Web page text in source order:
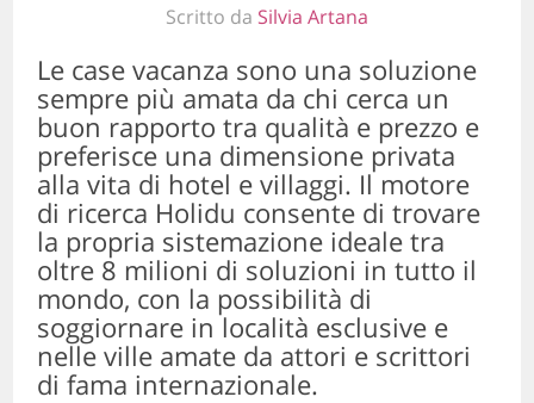
Scritto da Silvia Artana
Le case vacanza sono una soluzione
sempre più amata da chi cerca un
buon rapporto tra qualità e prezzo e
preferisce una dimensione privata
alla vita di hotel e villaggi. Il motore
di ricerca Holidu consente di trovare
la propria sistemazione ideale tra
oltre 8 milioni di soluzioni in tutto il
mondo, con la possibilità di
soggiornare in località esclusive e
nelle ville amate da attori e scrittori
di fama internazionale.